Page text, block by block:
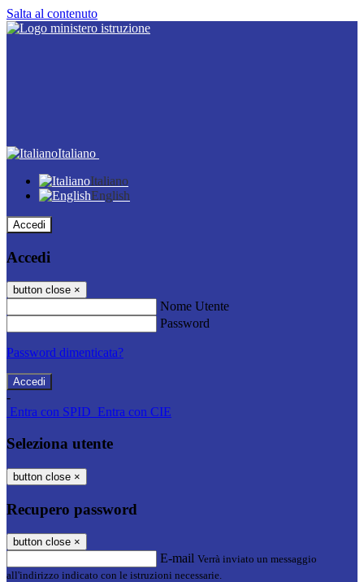
Salta al contenuto
Italiano
Italiano
English
Accedi
Accedi
button close ×
Nome Utente
Password
Password dimenticata?
-
Entra con SPID Entra con CIE
Seleziona utente
button close ×
Recupero password
button close ×
E-mail Verrà inviato un messaggio
all'indirizzo indicato con le istruzioni necessarie.